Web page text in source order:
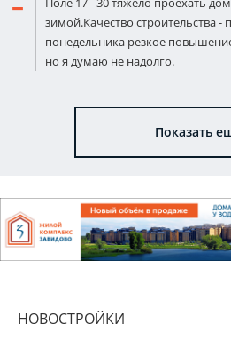
зимой.Качество строительства -
понедельника резкое
но я думаю не надолго.
Показать
НОВОСТРОЙКИ